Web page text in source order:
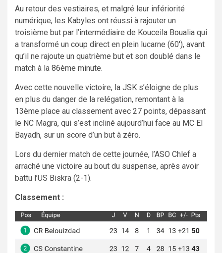
Au retour des vestiaires, et malgré leur infériorité
numérique, les Kabyles ont réussi à rajouter un
troisième but par l’intermédiaire de Kouceila Boualia qui
a transformé un coup direct en plein lucarne (60′), avant
qu’il ne rajoute un quatrième but et son doublé dans le
match à la 86ème minute.
Avec cette nouvelle victoire, la JSK s’éloigne de plus
en plus du danger de la relégation, remontant à la
13ème place au classement avec 27 points, dépassant
le NC Magra, qui s’est incliné aujourd’hui face au MC El
Bayadh, sur un score d’un but à zéro.
Lors du dernier match de cette journée, l’ASO Chlef a
arraché une victoire au bout du suspense, après avoir
battu l’US Biskra (2-1).
Classement :